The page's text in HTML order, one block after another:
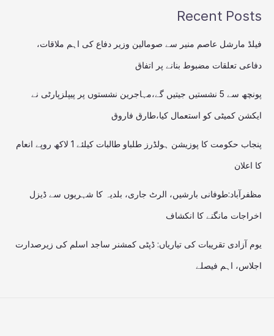
Recent Posts
فیلڈ مارشل عاصم منیر سے صومالین وزیر دفاع کی اہم ملاقات،
دفاعی تعلقات مضبوط بنانے پر اتفاق
پونچھ سے 5 نشستیں جیتیں گے،مہاجرین نشستوں پر پیپلزپارٹی نے
ایکشن کمیٹی کو استعمال کیا،طارق فاروق
پنجاب حکومت کا پوزیشن ہولڈرز طلباو طالبات کیلئے 1 لاکھ روپے انعام
کا اعلان
مظفرآباد:طوفانی بارشیں، الرٹ جاری، بلدیہ کا شہریوں سے ڈیزل
اخراجات مانگنے کا انکشاف
یوم آزادی تقریبات کی تیاریاں: ڈپٹی کمشنر ساجد اسلم کی زیرصدارت
اجلاس، اہم فیصلے